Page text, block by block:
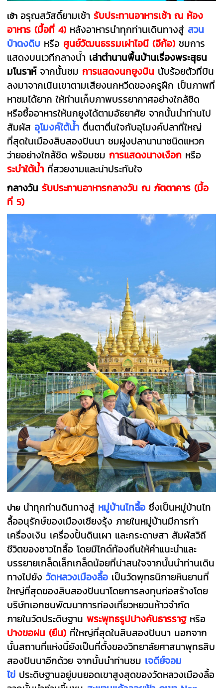
เช้า อรุณสวัสดิ์ยามเช้ารับประทานอาหารเช้า ณ ห้อง
อาหาร (มื้อที่ 4) หลังอาหารนำทุกท่านเดินทางสู่ สวน
ป่าดงดิบ หรือ ศูนย์วัฒนธรรมเผ่าไอนี (อีก้อ) ชมการ
แสดงบนเวทีกลางน้ำ เล่าตำนานพื้นบ้านเรื่องพระสุธน
มโนราห์จากนั้นชมการแสดงนกยูงบิน นับร้อยตัวที่บิน
ลงมาจากเนินเขาตามเสียงนกหวีดของครูฝึก เป็นภาพที่
หาชมได้ยาก ให้ท่านเก็บภาพบรรยากาศอย่างใกล้ชิด
หรือซื้ออาหารให้นกยูงได้ตามอัธยาศัย จากนั้นนำท่านไป
สัมผัส อุโมงค์ใต้น้ำ ตื่นตาตื่นใจกับอุโมงค์ปลาที่ใหญ่
ที่สุดในเมืองสิบสองปันนา ชมฝูงปลานานาชนิดแหวก
ว่ายอย่างใกล้ชิด พร้อมชมการแสดงนางเงือก หรือ
ระบำใต้น้ำ ที่สวยงามและน่าประทับใจ
กลางวันรับประทานอาหารกลางวัน ณ ภัตตาคาร(มื้อ
ที่5)
บ่าย นำทุกท่านดินทางสู่ หมู่บ้านไทลื้อซึ่งเป็นหมู่บ้านไท
ลื้ออนุรักษ์ของเมืองเชียงรุ้ง ภายในหมู่บ้านมีการทำ
เครื่องเงิน เครื่องปั้นดินเผา และกระดาษสา สัมผัสวิถี
ชีวิตของชาวไทลื้อ โดยมีไกด์ท้องถิ่นให้คำแนะนำและ
บรรยายเกล็ดเล็กเกล็ดน้อยที่น่าสนใจจากนั้นนำท่านเดิน
ทางไปยังวัดหลวงเมืองลื้อ เป็นวัดพุทธนิกายหินยานที่
ใหญ่ที่สุดของสิบสองปันนาโดยการลงทุนก่อสร้างโดย
บริษัทเอกชนพัฒนาการท่องเที่ยวหยวนห้าวจำกัด
ภายในวัดประดิษฐานพระพุทธรูปปางคันธารราฐหรือ
ปางขอฝน (ยืน) ที่ใหญ่ที่สุดในสิบสองปันนา นอกจาก
นั้นสถานที่แห่งนี้ยังเป็นที่ตั้งของวิทยาลัยศาสนาพุทธสิบ
สองปันนาอีกด้วย จากนั้นนำท่านชม เจดีย์จอม
ไข่ ประดิษฐานอยู่บนยอดเขาสูงสุดของวัดหลวงเมืองลื้อ